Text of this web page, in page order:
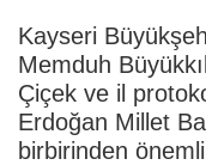
Kayseri
Memduh
Çiçek ve il
Erdoğan Millet
birbirinden